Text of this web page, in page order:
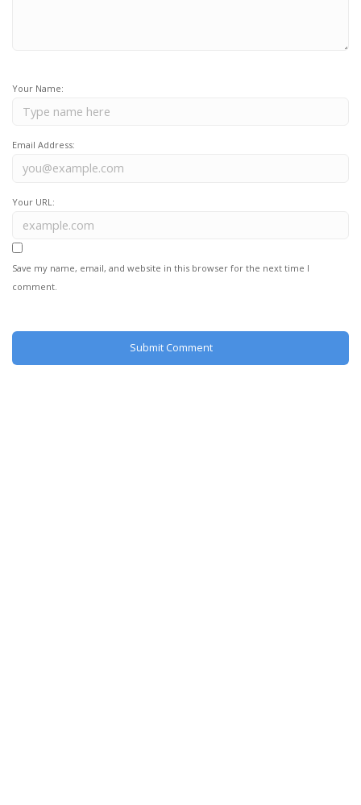
Your Name:
Email Address:
Your URL:
Save my name, email, and website in this browser for the next time I
comment.